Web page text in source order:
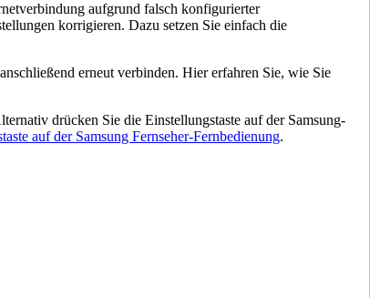
aufgrund falsch konfigurierter
korrigieren. Dazu setzen Sie einfach die
erneut verbinden. Hier erfahren Sie, wie Sie
drücken Sie die Einstellungstaste auf der Samsung-
auf der Samsung Fernseher-Fernbedienung.